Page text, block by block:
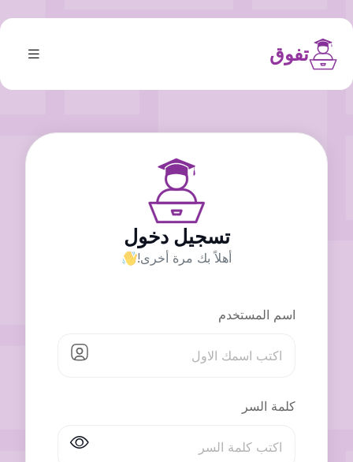
تفوق
تسجيل دخول
أهلاً بك مرة أخرى!
اسم المستخدم
كلمة السر